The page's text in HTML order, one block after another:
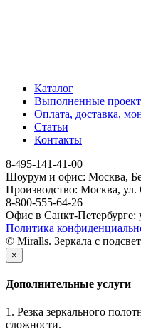
Каталог
Выполненные
Оплата, доставка,
Статьи
Контакты
8-495-141-41-00
Шоурум и офис: Москва,
Производство: Москва, ул.
8-800-555-64-26
Офис в Санкт-Петербурге:
Политика
© Miralls. Зеркала с
×
Дополнительные услуги
1. Резка зеркального
сложности.